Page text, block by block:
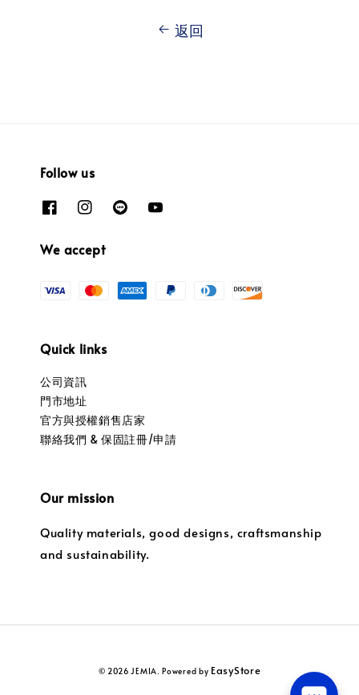
返回
Follow us
We accept
Quick links
公司資訊
門市地址
官方與授權銷售店家
聯絡我們 & 保固註冊/申請
Our mission
Quality materials, good designs, craftsmanship
and sustainability.
© 2026 JEMIA. Powered by EasyStore